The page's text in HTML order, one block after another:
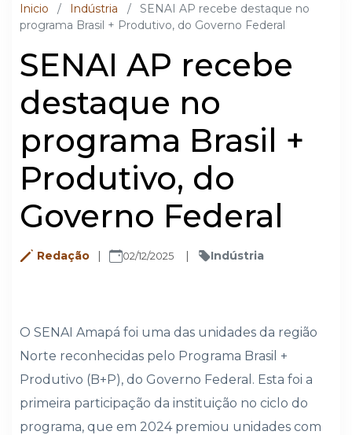
Inicio / Indústria /
SENAI AP recebe destaque no
programa Brasil + Produtivo, do Governo Federal
SENAI AP recebe
destaque no
programa Brasil +
Produtivo, do
Governo Federal
Redação 02/12/2025 Indústria
O SENAI Amapá foi uma das unidades da região
Norte reconhecidas pelo Programa Brasil +
Produtivo (B+P), do Governo Federal. Esta foi a
primeira participação da instituição no ciclo do
programa, que em 2024 premiou unidades com